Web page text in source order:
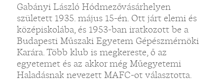
Gabányi László Hódmezővásárhelyen
született 1935. május 15-én. Ott járt elemi és
középiskolába, és 1953-ban iratkozott be a
Budapesti Műszaki Egyetem Gépészmérnöki
Karára. Több klub is megkereste, ő az
egyetemet és az akkor még Műegyetemi
Haladásnak nevezett MAFC-ot választotta.